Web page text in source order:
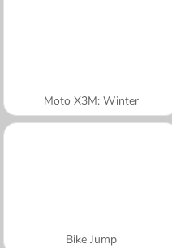
Moto X3M: Winter
Bike Jump